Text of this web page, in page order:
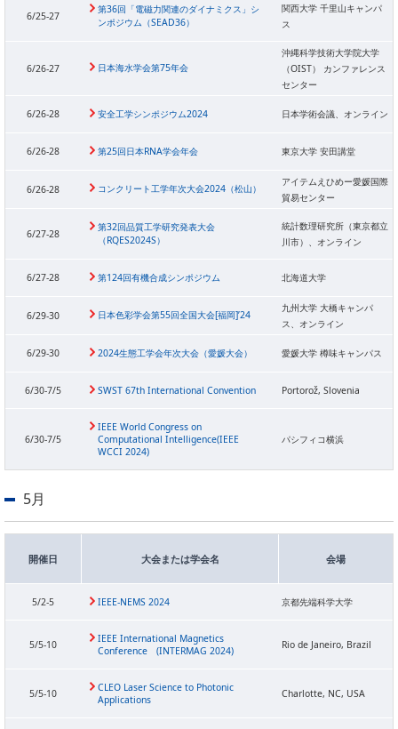
6/25-27
第36回「電磁力関連のダイナミクス」シ
ンポジウム（SEAD36）
関西大学 千里山キャンパ
ス
6/26-27 日本海水学会第75年会
沖縄科学技術大学院大学
（OIST） カンファレンス
センター
6/26-28 安全工学シンポジウム2024 日本学術会議、オンライン
6/26-28 第25回日本RNA学会年会 東京大学 安田講堂
6/26-28 コンクリート工学年次大会2024（松山）
アイテムえひめー愛媛国際
貿易センター
6/27-28
第32回品質工学研究発表大会
（RQES2024S）
統計数理研究所（東京都立
川市）、オンライン
6/27-28 第124回有機合成シンポジウム 北海道大学
6/29-30 日本色彩学会第55回全国大会[福岡]’24
九州大学 大橋キャンパ
ス、オンライン
6/29-30 2024生態工学会年次大会（愛媛大会） 愛媛大学 樽味キャンパス
6/30-7/5 SWST 67th International Convention Portorož, Slovenia
6/30-7/5
IEEE World Congress on
Computational Intelligence(IEEE
WCCI 2024)
パシフィコ横浜
5月
開催日 大会または学会名 会場
5/2-5 IEEE-NEMS 2024 京都先端科学大学
5/5-10
IEEE International Magnetics
Conference (INTERMAG 2024)
Rio de Janeiro, Brazil
5/5-10
CLEO Laser Science to Photonic
Applications
Charlotte, NC, USA